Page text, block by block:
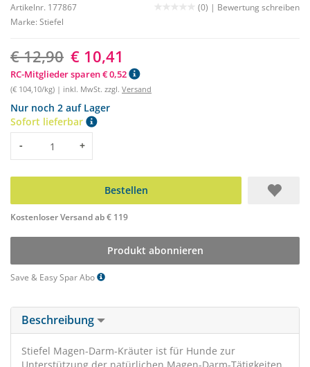
Artikelnr. 177867 (0) | Bewertung schreiben
Marke: Stiefel
€ 12,90 € 10,41
RC-Mitglieder sparen € 0,52
(€ 104,10/kg) | inkl. MwSt. zzgl. Versand
Nur noch 2 auf Lager
Sofort lieferbar
Menge
- +
Bestellen
Kostenloser Versand ab € 119
Produkt abonnieren
Save & Easy Spar Abo
Beschreibung
Stiefel Magen-Darm-Kräuter ist für Hunde zur